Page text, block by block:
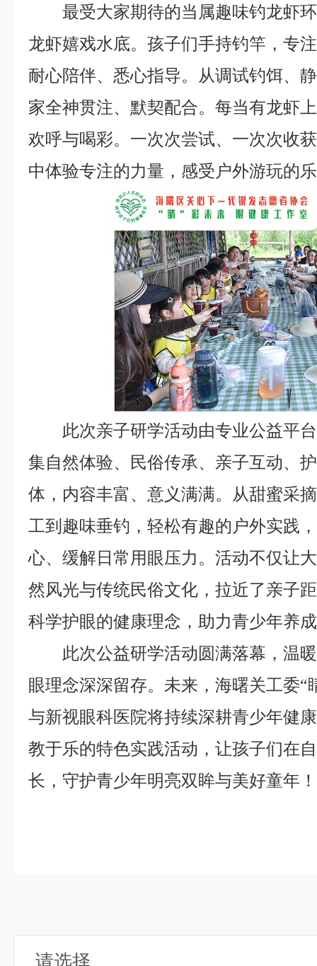
最受大家期待的当属趣味钓龙虾
龙虾嬉戏水底。孩子们手持钓竿，专
耐心陪伴、悉心指导。从调试钓饵、
家全神贯注、默契配合。每当有龙虾
欢呼与喝彩。一次次尝试、一次次收
中体验专注的力量，感受户外游玩的
此次亲子研学活动由专业公益平
集自然体验、民俗传承、亲子互动、
体，内容丰富、意义满满。从甜蜜采
工到趣味垂钓，轻松有趣的户外实践
心、缓解日常用眼压力。活动不仅让
然风光与传统民俗文化，拉近了亲子
科学护眼的健康理念，助力青少年养
此次公益研学活动圆满落幕，温
眼理念深深留存。未来，海曙关工委“
与新视眼科医院将持续深耕青少年健
教于乐的特色实践活动，让孩子们在
长，守护青少年明亮双眸与美好童年！